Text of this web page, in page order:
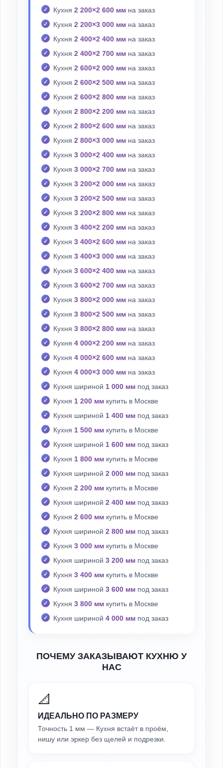
Кухня 2 200×2 600 мм на заказ
Кухня 2 200×3 000 мм на заказ
Кухня 2 400×2 400 мм на заказ
Кухня 2 400×2 700 мм на заказ
Кухня 2 600×2 000 мм на заказ
Кухня 2 600×2 500 мм на заказ
Кухня 2 600×2 800 мм на заказ
Кухня 2 800×2 200 мм на заказ
Кухня 2 800×2 600 мм на заказ
Кухня 2 800×3 000 мм на заказ
Кухня 3 000×2 400 мм на заказ
Кухня 3 000×2 700 мм на заказ
Кухня 3 200×2 000 мм на заказ
Кухня 3 200×2 500 мм на заказ
Кухня 3 200×2 800 мм на заказ
Кухня 3 400×2 200 мм на заказ
Кухня 3 400×2 600 мм на заказ
Кухня 3 400×3 000 мм на заказ
Кухня 3 600×2 400 мм на заказ
Кухня 3 600×2 700 мм на заказ
Кухня 3 800×2 000 мм на заказ
Кухня 3 800×2 500 мм на заказ
Кухня 3 800×2 800 мм на заказ
Кухня 4 000×2 200 мм на заказ
Кухня 4 000×2 600 мм на заказ
Кухня 4 000×3 000 мм на заказ
Кухня шириной 1 000 мм под заказ
Кухня 1 200 мм купить в Москве
Кухня шириной 1 400 мм под заказ
Кухня 1 500 мм купить в Москве
Кухня шириной 1 600 мм под заказ
Кухня 1 800 мм купить в Москве
Кухня шириной 2 000 мм под заказ
Кухня 2 200 мм купить в Москве
Кухня шириной 2 400 мм под заказ
Кухня 2 600 мм купить в Москве
Кухня шириной 2 800 мм под заказ
Кухня 3 000 мм купить в Москве
Кухня шириной 3 200 мм под заказ
Кухня 3 400 мм купить в Москве
Кухня шириной 3 600 мм под заказ
Кухня 3 800 мм купить в Москве
Кухня шириной 4 000 мм под заказ
ПОЧЕМУ ЗАКАЗЫВАЮТ КУХНЮ У
НАС
📐
ИДЕАЛЬНО ПО РАЗМЕРУ
Точность 1 мм — Кухня встаёт в проём,
нишу или эркер без щелей и подрезки.